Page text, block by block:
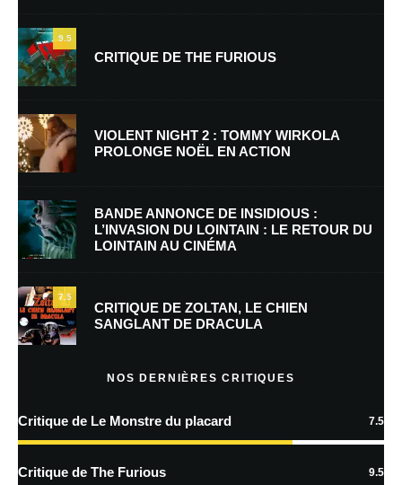
Nom*
E-mail *
Enregistrer mon nom, mon e-mail et mon site dans le navigateur pour
mon prochain commentaire.
plus sur la façon dont les données de vos commentaires sont
9.5
CRITIQUE DE THE FURIOUS
VIOLENT NIGHT 2 : TOMMY WIRKOLA
PROLONGE NOËL EN ACTION
BANDE ANNONCE DE INSIDIOUS :
L’INVASION DU LOINTAIN : LE RETOUR DU
LOINTAIN AU CINÉMA
7.5
CRITIQUE DE ZOLTAN, LE CHIEN
SANGLANT DE DRACULA
NOS DERNIÈRES CRITIQUES
Critique de Le Monstre du placard 7.5
Critique de The Furious 9.5